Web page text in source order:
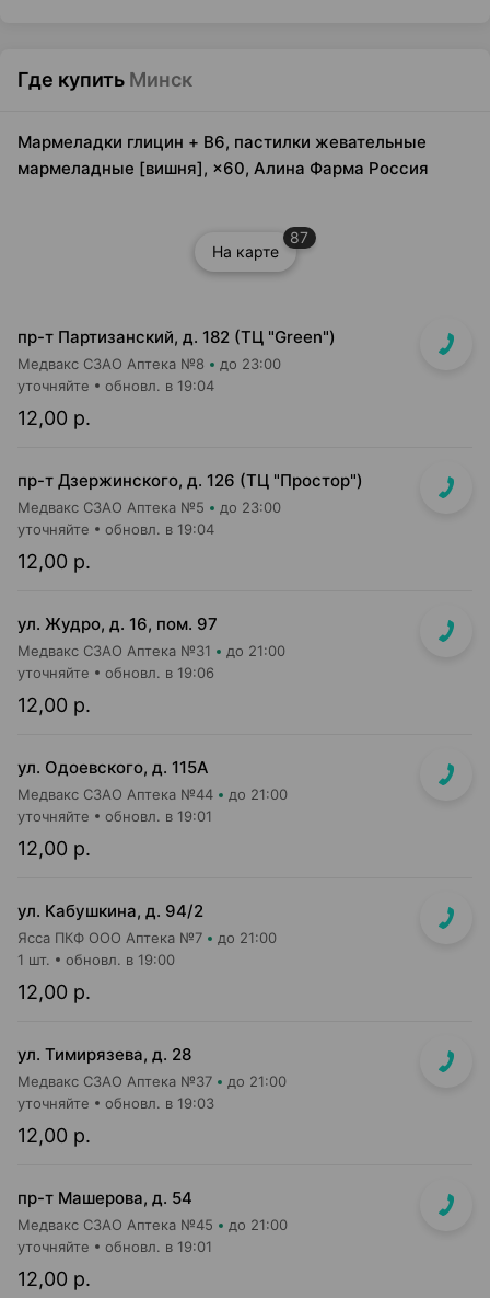
Где купить Минск
Мармеладки глицин + B6, пастилки жевательные
мармеладные [вишня], ×60, Алина Фарма Россия
На карте
87
пр-т Партизанский, д. 182 (ТЦ "Green")
Медвакс СЗАО Аптека №8 до 23:00
12,00 р.
уточняйте обновл. в 19:04
пр-т Дзержинского, д. 126 (ТЦ "Простор")
Медвакс СЗАО Аптека №5 до 23:00
12,00 р.
уточняйте обновл. в 19:04
ул. Жудро, д. 16, пом. 97
Медвакс СЗАО Аптека №31 до 21:00
12,00 р.
уточняйте обновл. в 19:06
ул. Одоевского, д. 115А
Медвакс СЗАО Аптека №44 до 21:00
12,00 р.
уточняйте обновл. в 19:01
ул. Кабушкина, д. 94/2
Ясса ПКФ ООО Аптека №7 до 21:00
12,00 р.
1 шт. обновл. в 19:00
ул. Тимирязева, д. 28
Медвакс СЗАО Аптека №37 до 21:00
12,00 р.
уточняйте обновл. в 19:03
пр-т Машерова, д. 54
Медвакс СЗАО Аптека №45 до 21:00
12,00 р.
уточняйте обновл. в 19:01